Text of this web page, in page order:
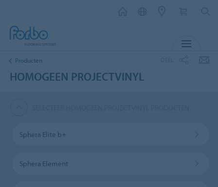
Producten
HOMOGEEN PROJECTVINYL
Sphera Elite b+
Sphera Element